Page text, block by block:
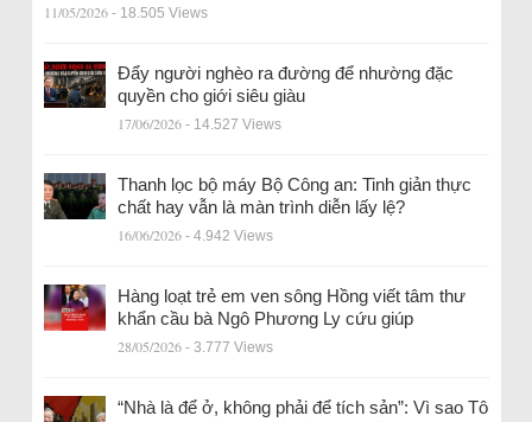
11/05/2026 - 18.505 Views
Đẩy người nghèo ra đường để nhường đặc
quyền cho giới siêu giàu
17/06/2026 - 14.527 Views
Thanh lọc bộ máy Bộ Công an: Tinh giản thực
chất hay vẫn là màn trình diễn lấy lệ?
16/06/2026 - 4.942 Views
Hàng loạt trẻ em ven sông Hồng viết tâm thư
khẩn cầu bà Ngô Phương Ly cứu giúp
28/05/2026 - 3.777 Views
“Nhà là để ở, không phải để tích sản”: Vì sao Tô